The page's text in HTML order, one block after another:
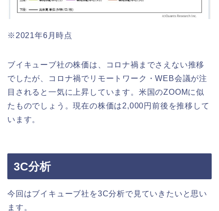
※2021年6月時点
ブイキューブ社の株価は、コロナ禍までさえない推移
でしたが、コロナ禍でリモートワーク・WEB会議が注
目されると一気に上昇しています。米国のZOOMに似
たものでしょう。現在の株価は2,000円前後を推移して
います。
3C分析
今回はブイキューブ社を3C分析で見ていきたいと思い
ます。